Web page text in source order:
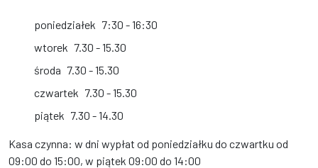
poniedziałek 7:30 - 16:30
wtorek 7.30 - 15.30
środa 7.30 - 15.30
czwartek 7.30 - 15.30
piątek 7.30 - 14.30
Kasa czynna: w dni wypłat od poniedziałku do czwartku od
09:00 do 15:00, w piątek 09:00 do 14:00